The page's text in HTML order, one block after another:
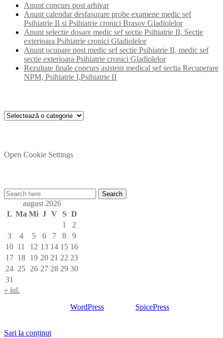
Anunt concurs post arhivar
Anunt calendar desfasurare probe examene medic sef
Psihiatrie II si Psihiatrie cronici Brasov Gladiolelor
Anunt selectie dosare medic sef sectie Psihiatrie II, Sectie
exterioara Psihiatrie cronici Gladiolelor
Anunt ocupare post medic sef sectie Psihiatrie II, medic sef
sectie exterioara Psihiatrie cronici Gladiolelor
Rezultate finale concurs asistent medical sef sectia Recuperare
NPM, Psihiatrie I,Psihiatrie II
Categorii
Open Cookie Settings
august 2026
L Ma Mi J V S D
1
2
3
4 5 6 7 8
9
10 11 12 13 14 15 16
17 18 19 20 21 22 23
24 25 26 27 28 29 30
31
« iul.
WordPress SpicePress
Sari la conținut